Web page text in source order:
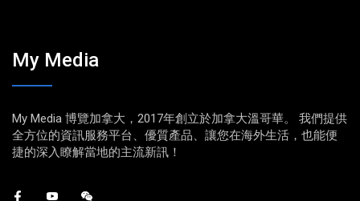
My Media
My Media 博覽加拿大，2017年創立於加拿大溫哥華。 我們提供
全方位的資訊服務平台、優質產品、讓您在海外生活，也能便
捷的深入瞭解當地的主流新訊！